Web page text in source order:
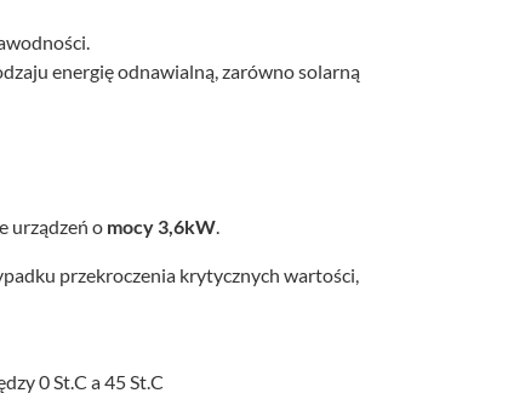
energię odnawialną, zarówno solarną
urządzeń o mocy 3,6kW.
przekroczenia krytycznych wartości,
0 St.C a 45 St.C